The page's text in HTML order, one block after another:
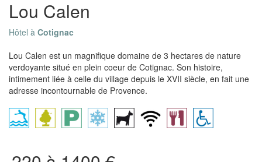
Lou Calen
Hôtel à Cotignac
Lou Calen est un magnifique domaine de 3 hectares de nature
verdoyante situé en plein coeur de Cotignac. Son histoire,
intimement liée à celle du village depuis le XVII siècle, en fait une
adresse incontournable de Provence.